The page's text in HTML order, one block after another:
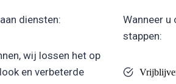
diensten:
wij lossen het op
en verbeterde
Wanneer
stappen: